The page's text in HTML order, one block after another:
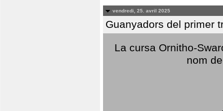
vendredi, 25. avril 2025
Guanyadors del primer
La cursa Ornitho-
nom